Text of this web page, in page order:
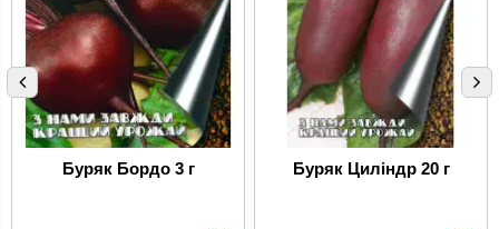
Буряк Бордо 3 г Буряк Циліндр 20 г